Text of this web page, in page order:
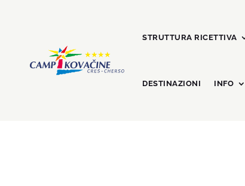
STRUTTURA RICETTIVA
DESTINAZIONI INFO